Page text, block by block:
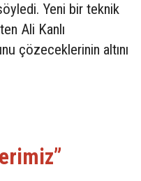
Yeni bir teknik
Ali Kanlı
çözeceklerinin altını